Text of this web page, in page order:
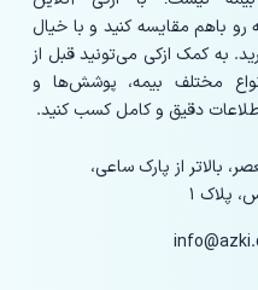
باهم مقایسه کنید و با خیال
به کمک ازکی می‌تونید قبل از
مختلف بیمه، پوشش‌ها و
دقیق و کامل کسب کنید.
بالاتر از پارک ساعی،
پلاک ۱